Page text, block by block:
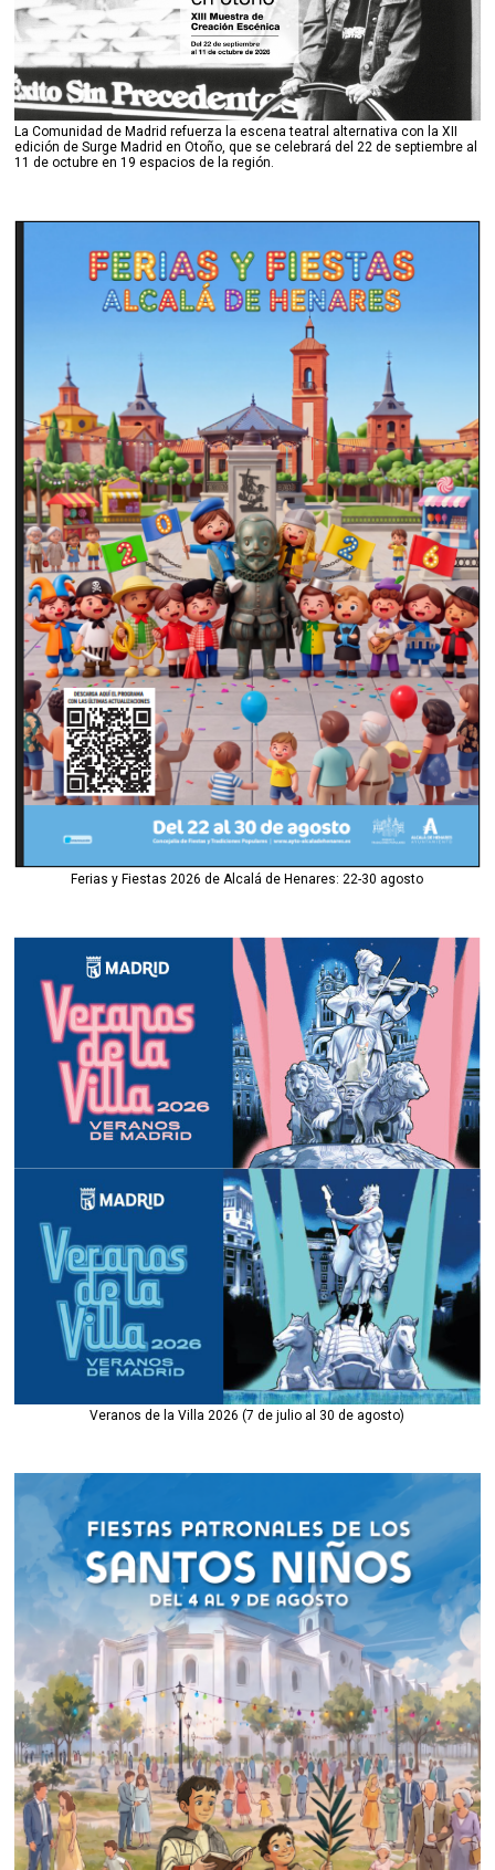
La Comunidad de Madrid refuerza la escena teatral alternativa con la XII
edición de Surge Madrid en Otoño, que se celebrará del 22 de septiembre al
11 de octubre en 19 espacios de la región.
Ferias y Fiestas 2026 de Alcalá de Henares: 22-30 agosto
Veranos de la Villa 2026 (7 de julio al 30 de agosto)